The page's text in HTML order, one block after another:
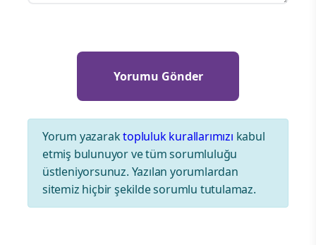
Yorum yazaraktopluluk kurallarımızı kabul
etmiş bulunuyor ve tüm sorumluluğu
üstleniyorsunuz. Yazılan yorumlardan
sitemiz hiçbir şekilde sorumlu tutulamaz.